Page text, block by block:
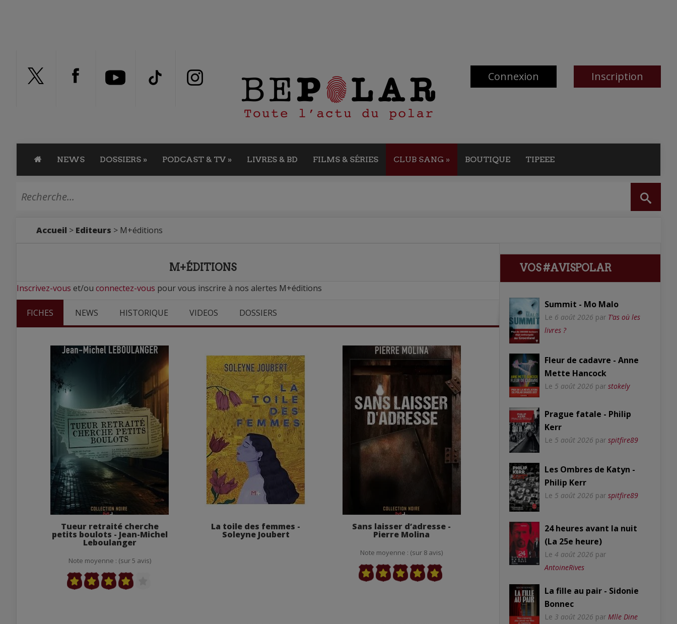
Connexion Inscription
NEWS DOSSIERS » PODCAST & TV » LIVRES & BD FILMS & SÉRIES CLUB SANG » BOUTIQUE TIPEEE
Accueil > Editeurs > M+éditions
M+ÉDITIONS
Inscrivez-vous et/ou connectez-vous pour vous inscrire à nos alertes M+éditions
FICHES NEWS HISTORIQUE VIDEOS DOSSIERS
Tueur retraité cherche
petits boulots - Jean-Michel
Leboulanger
Note moyenne : (sur 5 avis)
La toile des femmes -
Soleyne Joubert
Sans laisser d’adresse -
Pierre Molina
Note moyenne : (sur 8 avis)
VOS #AVISPOLAR
Summit - Mo Malo
Le 6 août 2026 par T’as où les
livres ?
Fleur de cadavre - Anne
Mette Hancock
Le 5 août 2026 par stokely
Prague fatale - Philip
Kerr
Le 5 août 2026 par spitfire89
Les Ombres de Katyn -
Philip Kerr
Le 5 août 2026 par spitfire89
24 heures avant la nuit
(La 25e heure)
Le 4 août 2026 par
AntoineRives
La fille au pair - Sidonie
Bonnec
Le 3 août 2026 par Mlle Dine